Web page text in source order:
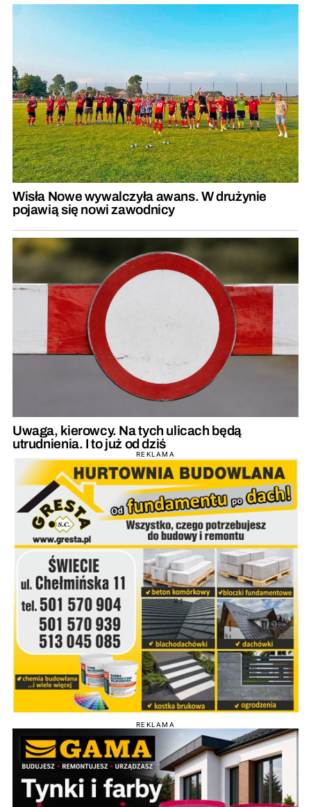
Wisła Nowe wywalczyła awans. W drużynie
pojawią się nowi zawodnicy
Uwaga, kierowcy. Na tych ulicach będą
utrudnienia. I to już od dziś
REKLAMA
REKLAMA